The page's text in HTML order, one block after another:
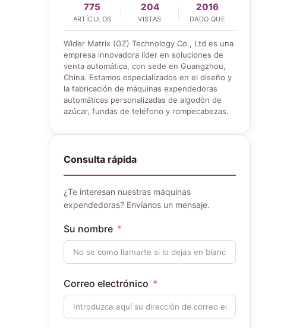
775
ARTÍCULOS
204
VISTAS
2016
DADO QUE
Wider Matrix (GZ) Technology Co., Ltd es una
empresa innovadora líder en soluciones de
venta automática, con sede en Guangzhou,
China. Estamos especializados en el diseño y
la fabricación de máquinas expendedoras
automáticas personalizadas de algodón de
azúcar, fundas de teléfono y rompecabezas.
Consulta rápida
¿Te interesan nuestras máquinas
expendedoras? Envíanos un mensaje.
Su nombre
Correo electrónico